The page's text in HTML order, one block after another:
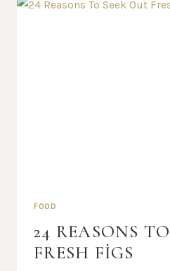
FOOD
24 REASONS
FRESH FIGS